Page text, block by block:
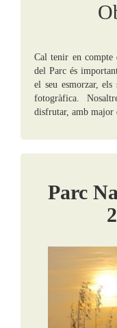
Cal tenir en compte
del Parc és
el seu esmorzar,
fotogràfica.
disfrutar, amb major
Parc